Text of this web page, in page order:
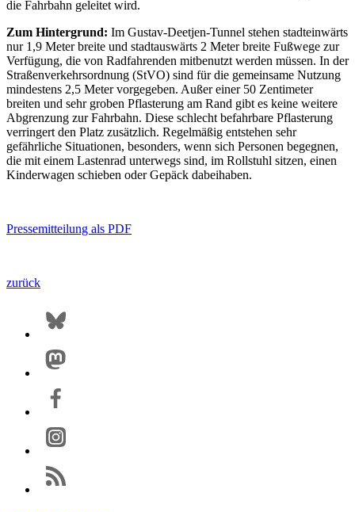
die Fahrbahn geleitet wird.
Zum Hintergrund: Im Gustav-Deetjen-Tunnel stehen stadteinwärts
nur 1,9 Meter breite und stadtauswärts 2 Meter breite Fußwege zur
Verfügung, die von Radfahrenden mitbenutzt werden müssen. In der
Straßenverkehrsordnung (StVO) sind für die gemeinsame Nutzung
mindestens 2,5 Meter vorgegeben. Außer einer 50 Zentimeter
breiten und sehr groben Pflasterung am Rand gibt es keine weitere
Abgrenzung zur Fahrbahn. Diese schlecht befahrbare Pflasterung
verringert den Platz zusätzlich. Regelmäßig entstehen sehr
gefährliche Situationen, besonders, wenn sich Personen begegnen,
die mit einem Lastenrad unterwegs sind, im Rollstuhl sitzen, einen
Kinderwagen schieben oder Gepäck dabeihaben.
Pressemitteilung als PDF
zurück